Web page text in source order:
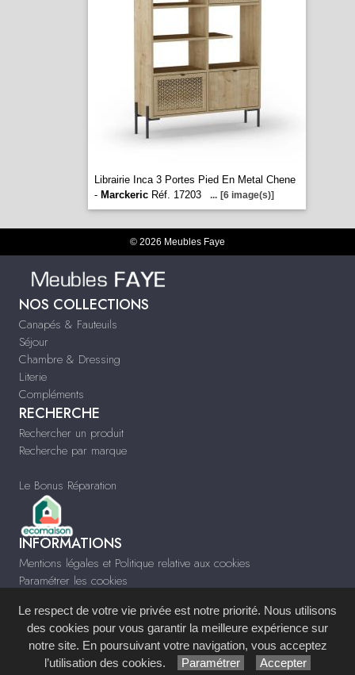
Librairie Inca 3 Portes Pied En Metal Chene
- MarckericRéf. 17203 ... [6 image(s)]
© 2026 Meubles Faye
NOS COLLECTIONS
Canapés & Fauteuils
Séjour
Chambre & Dressing
Literie
Compléments
RECHERCHE
Rechercher un produit
Recherche par marque
Le Bonus Réparation
INFORMATIONS
Mentions légales et Politique relative aux cookies
Paramétrer les cookies
www.meublesfaye.com
Site réalisé avec leSystème de Gestion de Contenu (SGC)imagenia, créé et
développé en France parmémoire d'images.
Le respect de votre vie privée est notre priorité. Nous utilisons
des cookies pour vous garantir la meilleure expérience sur
notre site. En poursuivant votre navigation, vous acceptez
l’utilisation des cookies.
Paramétrer Accepter